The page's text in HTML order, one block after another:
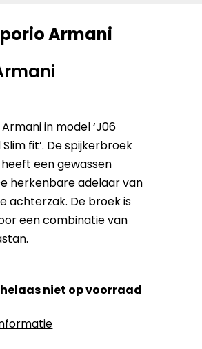
Armani
in model ‘J06
fit’. De spijkerbroek
een gewassen
herkenbare adelaar van
achterzak. De broek is
een combinatie van
niet op voorraad